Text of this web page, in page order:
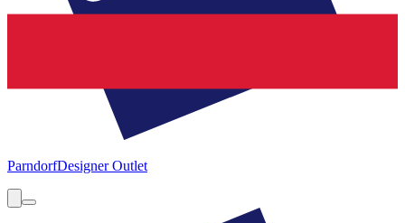
ParndorfDesigner Outlet